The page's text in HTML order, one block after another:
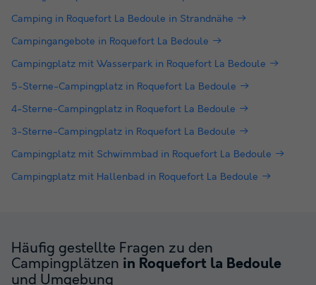
Camping in Roquefort La Bedoule in Strandnähe
Campingangebote in Roquefort La Bedoule
Campingplatz mit Wasserpark in Roquefort La Bedoule
5-Sterne-Campingplatz in Roquefort La Bedoule
4-Sterne-Campingplatz in Roquefort La Bedoule
3-Sterne-Campingplatz in Roquefort La Bedoule
Campingplatz mit Schwimmbad in Roquefort La Bedoule
Campingplatz mit Hallenbad in Roquefort La Bedoule
Häufig gestellte Fragen zu den
Campingplätzen in Roquefort la Bedoule
und Umgebung